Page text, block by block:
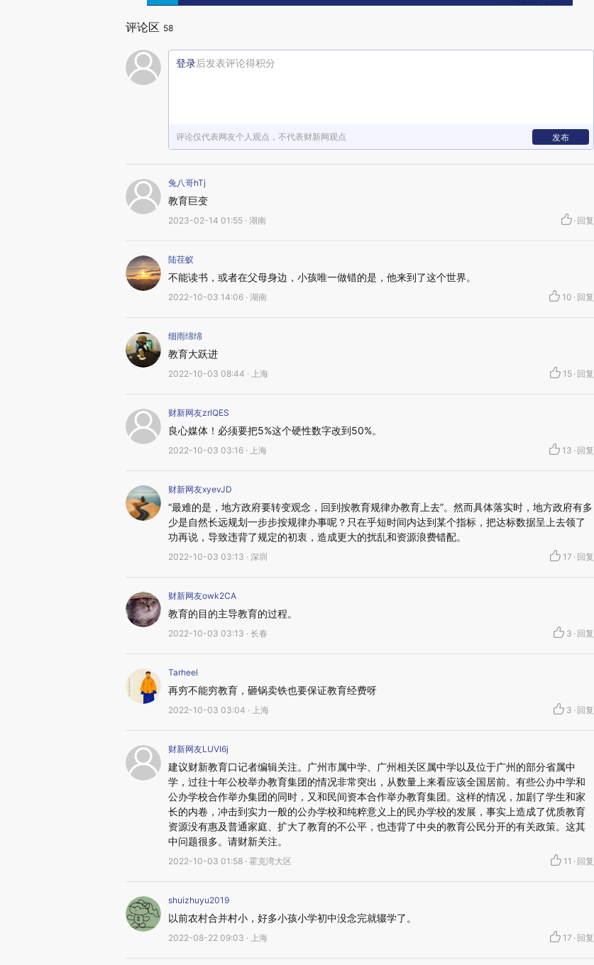
评论区 58
登录后发表评论得积分
评论仅代表网友个人观点，不代表财新网观点 发布
兔八哥hTj
教育巨变
2023-02-14 01:55 · 湖南 · 回复
陆荏蚁
不能读书，或者在父母身边，小孩唯一做错的是，他来到了这个世界。
2022-10-03 14:06 · 湖南 10 · 回复
细雨绵绵
教育大跃进
2022-10-03 08:44 · 上海 15 · 回复
财新网友zrlQES
良心媒体！必须要把5%这个硬性数字改到50%。
2022-10-03 03:16 · 上海 13 · 回复
财新网友xyevJD
“最难的是，地方政府要转变观念，回到按教育规律办教育上去”。然而具体落实时，地方政府有多
少是自然长远规划一步步按规律办事呢？只在乎短时间内达到某个指标，把达标数据呈上去领了
功再说，导致违背了规定的初衷，造成更大的扰乱和资源浪费错配。
2022-10-03 03:13 · 深圳 17 · 回复
财新网友owk2CA
教育的目的主导教育的过程。
2022-10-03 03:13 · 长春 3 · 回复
Tarheel
再穷不能穷教育，砸锅卖铁也要保证教育经费呀
2022-10-03 03:04 · 上海 3 · 回复
财新网友LUVI6j
建议财新教育口记者编辑关注。广州市属中学、广州相关区属中学以及位于广州的部分省属中
学，过往十年公校举办教育集团的情况非常突出，从数量上来看应该全国居前。有些公办中学和
公办学校合作举办集团的同时，又和民间资本合作举办教育集团。这样的情况，加剧了学生和家
长的内卷，冲击到实力一般的公办学校和纯粹意义上的民办学校的发展，事实上造成了优质教育
资源没有惠及普通家庭、扩大了教育的不公平，也违背了中央的教育公民分开的有关政策。这其
中问题很多。请财新关注。
2022-10-03 01:58 · 霍克湾大区 11 · 回复
shuizhuyu2019
以前农村合并村小，好多小孩小学初中没念完就辍学了。
2022-08-22 09:03 · 上海 17 · 回复